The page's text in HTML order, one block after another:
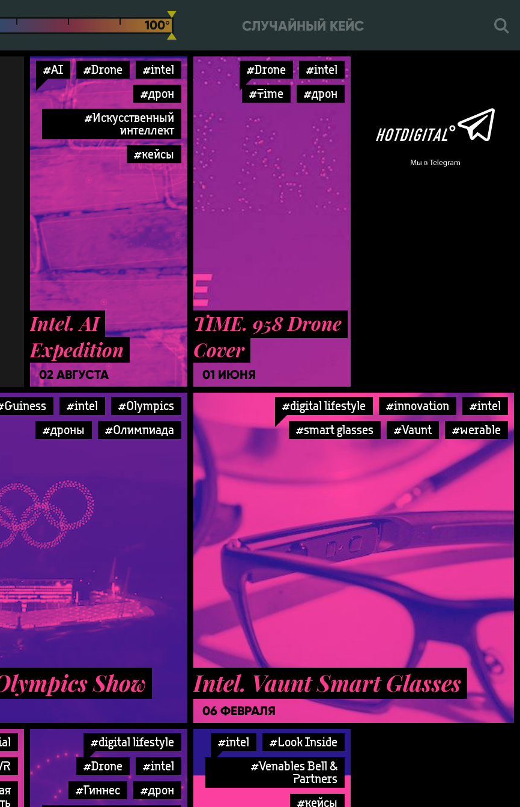
СЛУЧАЙНЫЙ КЕЙС
#AI #Drone
#intel
#дрон
#Искусственный
интеллект
#кейсы
Intel. AI
Expedition
02 АВГУСТА
#Drone
#intel
#Time
#дрон
TIME. 958 Drone
Cover
01 ИЮНЯ
#intel
#Olympics
#дроны
#Олимпиада
Show
#digital lifestyle #innovation
#intel
#smart glasses
#Vaunt #werable
Intel. Vaunt Smart Glasses
06 ФЕВРАЛЯ
#digital lifestyle
#Drone
#intel
#Гиннес
#дрон
#intel
#Look Inside
#Venables Bell &
Partners
#кейсы